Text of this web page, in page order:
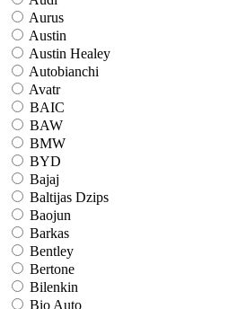
Aurus
Austin
Austin Healey
Autobianchi
Avatr
BAIC
BAW
BMW
BYD
Bajaj
Baltijas Dzips
Baojun
Barkas
Bentley
Bertone
Bilenkin
Bio Auto